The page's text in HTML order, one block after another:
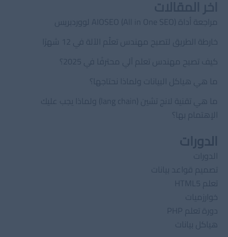
مراجعة أداة AIOSEO (All in One SEO) لووردبريس
خارطة الطريق لتصبح مهندس تعلّم الآلة في 12 شهرًا
كيف تصبح مهندس تعلم آلي محترفًا في 2025؟
ما هي هياكل البيانات ولماذا نحتاجها؟
ما هي تقنية لانج تشين (lang chain) ولماذا يجب عليك
الإهتمام بها؟
الدورات
الدورات
تصميم قواعد بيانات
تعلم HTML5
خوارزميات
دورة تعلم PHP
هياكل بيانات